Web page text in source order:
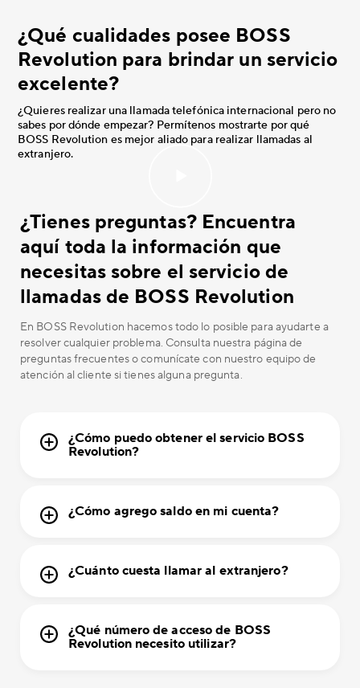
¿Qué cualidades posee BOSS
Revolution para brindar un servicio
excelente?
¿Quieres realizar una llamada telefónica internacional pero no
sabes por dónde empezar? Permítenos mostrarte por qué
BOSS Revolution es mejor aliado para realizar llamadas al
extranjero.
¿Tienes preguntas? Encuentra
aquí toda la información que
necesitas sobre el servicio de
llamadas de BOSS Revolution
En BOSS Revolution hacemos todo lo posible para ayudarte a
resolver cualquier problema. Consulta nuestra página de
preguntas frecuentes o comunícate con nuestro equipo de
atención al cliente si tienes alguna pregunta.
¿Cómo puedo obtener el servicio BOSS
Revolution?
¿Cómo agrego saldo en mi cuenta?
¿Cuánto cuesta llamar al extranjero?
¿Qué número de acceso de BOSS
Revolution necesito utilizar?